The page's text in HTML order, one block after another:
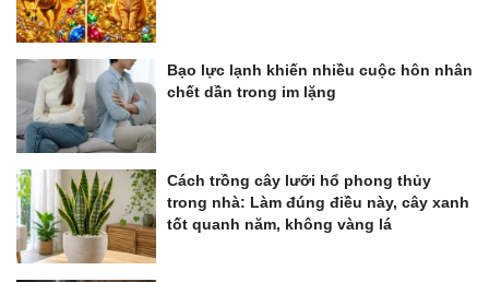
Bạo lực lạnh khiến nhiều cuộc hôn nhân
chết dần trong im lặng
Cách trồng cây lưỡi hổ phong thủy
trong nhà: Làm đúng điều này, cây xanh
tốt quanh năm, không vàng lá